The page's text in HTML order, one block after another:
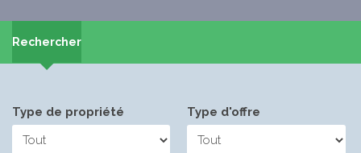
Rechercher
Type de propriété Type d'offre